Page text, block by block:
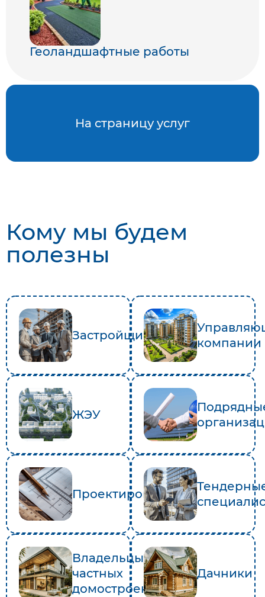
Геоландшафтные работы
На страницу услуг
Кому мы будем
полезны
Застройщики
компании
ЖЭУ
Проектировщики
Владельцы
частных
домостроений
Дачники